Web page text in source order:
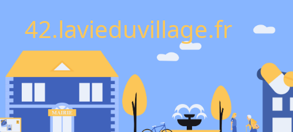
42.lavieduvillage.fr